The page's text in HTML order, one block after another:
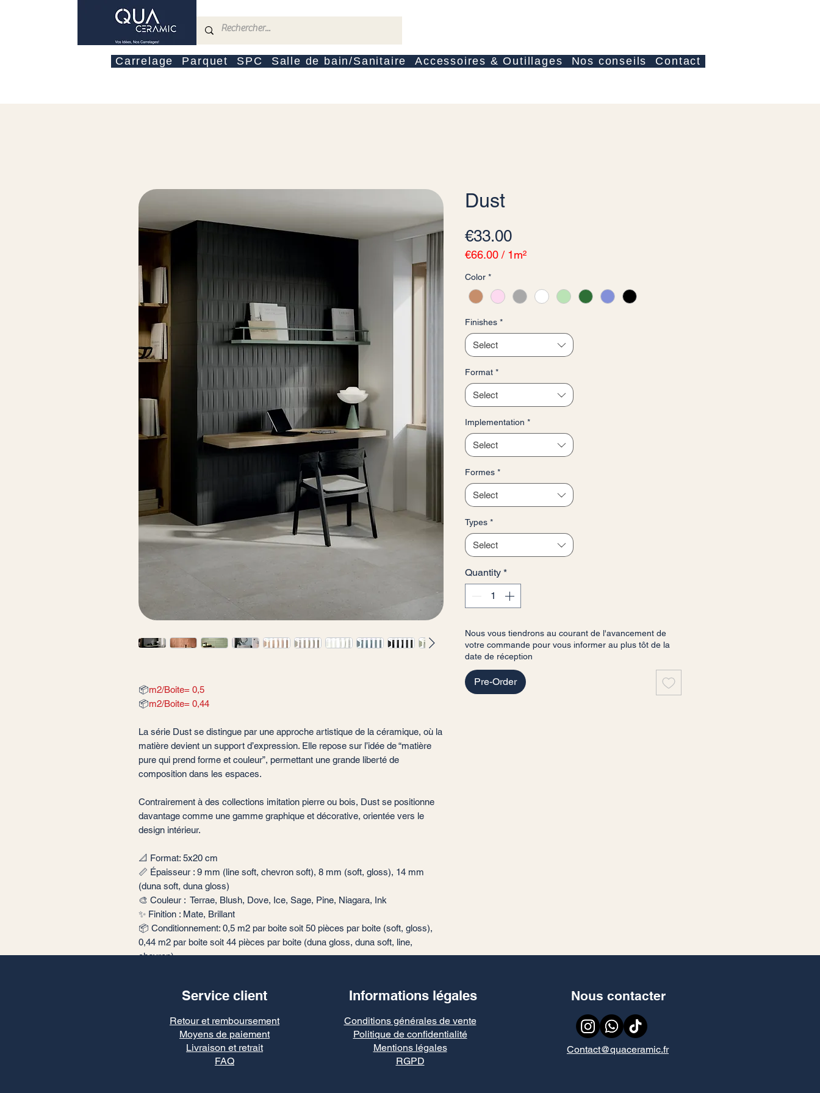
Carrelage Parquet SPC Salle de bain/Sanitaire Accessoires & Outillages Nos conseils Contact
📦m2/Boite= 0,5
📦m2/Boite= 0,44
La série Dust se distingue par une approche artistique de la céramique, où la
matière devient un support d’expression. Elle repose sur l’idée de “matière
pure qui prend forme et couleur”, permettant une grande liberté de
composition dans les espaces.
Contrairement à des collections imitation pierre ou bois, Dust se positionne
davantage comme une gamme graphique et décorative, orientée vers le
design intérieur.
📐 Format: 5x20 cm
📏 Épaisseur : 9 mm (line soft, chevron soft), 8 mm (soft, gloss), 14 mm
(duna soft, duna gloss)
🎨 Couleur : Terrae, Blush, Dove, Ice, Sage, Pine, Niagara, Ink
✨ Finition : Mate, Brillant
📦 Conditionnement: 0,5 m2 par boite soit 50 pièces par boite (soft, gloss),
0,44 m2 par boite soit 44 pièces par boite (duna gloss, duna soft, line,
chevron)
Dust
€33.00Price
€66.00 / 1m²
per
1
meter
Color *
Finishes *
Select
Format *
Select
Implementation *
Select
Formes *
Select
Types *
Select
Quantity *
Nous vous tiendrons au courant de l'avancement de
votre commande pour vous informer au plus tôt de la
date de réception
Pre-Order
Service client Informations légales
Retour et remboursement
Moyens de paiement
Livraison et retrait
FAQ
Conditions générales de vente
Politique de confidentialité
Mentions légales
RGPD
Nous contacter
Contact@quaceramic.fr